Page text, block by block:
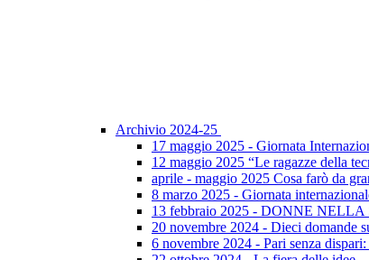
Archivio 2024-25
17 maggio 2025 - Giornata
12 maggio 2025 “Le ragazze della
aprile - maggio 2025 Cosa farò da
8 marzo 2025 - Giornata
13 febbraio 2025 - DONNE NELLA
20 novembre 2024 - Dieci domande
6 novembre 2024 - Pari senza